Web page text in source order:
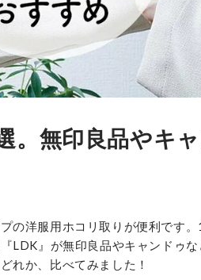
。無印良品やキ
の洋服用ホコリ取りが便利です
LDK』が無印良品やキャンドゥ
れか、比べてみました！